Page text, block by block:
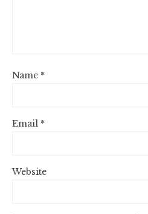
Name *
Email *
Website